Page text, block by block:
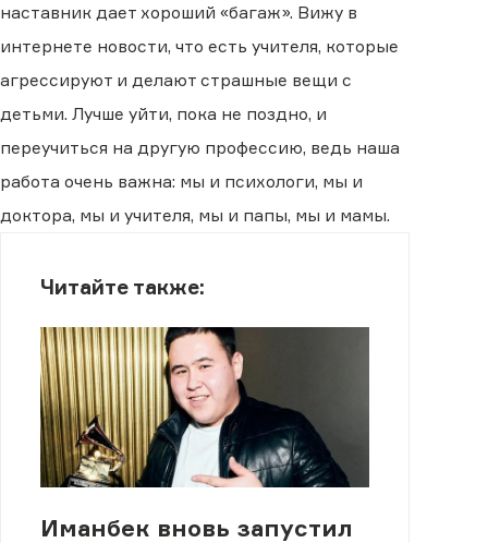
наставник дает хороший «багаж». Вижу в
интернете новости, что есть учителя, которые
агрессируют и делают страшные вещи с
детьми. Лучше уйти, пока не поздно, и
переучиться на другую профессию, ведь наша
работа очень важна: мы и психологи, мы и
доктора, мы и учителя, мы и папы, мы и мамы.
Читайте также:
Иманбек вновь запустил